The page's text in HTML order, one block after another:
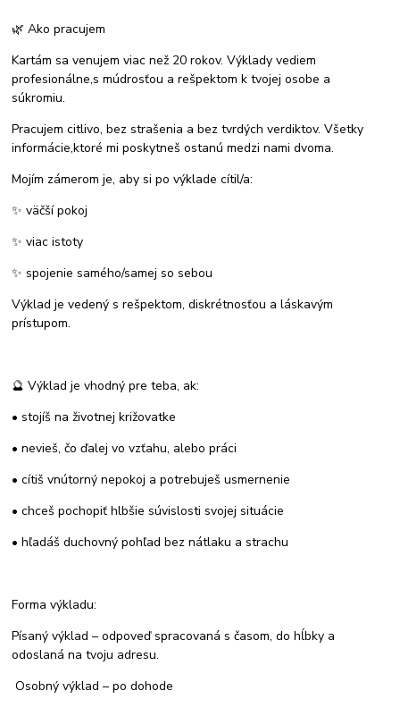
🌿 Ako pracujem
Kartám sa venujem viac než 20 rokov. Výklady vediem
profesionálne,s múdrosťou a rešpektom k tvojej osobe a
súkromiu.
Pracujem citlivo, bez strašenia a bez tvrdých verdiktov. Všetky
informácie,ktoré mi poskytneš ostanú medzi nami dvoma.
Mojím zámerom je, aby si po výklade cítil/a:
✨ väčší pokoj
✨ viac istoty
✨ spojenie samého/samej so sebou
Výklad je vedený s rešpektom, diskrétnosťou a láskavým
prístupom.
🔮 Výklad je vhodný pre teba, ak:
• stojíš na životnej križovatke
• nevieš, čo ďalej vo vzťahu, alebo práci
• cítiš vnútorný nepokoj a potrebuješ usmernenie
• chceš pochopiť hlbšie súvislosti svojej situácie
• hľadáš duchovný pohľad bez nátlaku a strachu
Forma výkladu:
Písaný výklad – odpoveď spracovaná s časom, do hĺbky a
odoslaná na tvoju adresu.
Osobný výklad – po dohode